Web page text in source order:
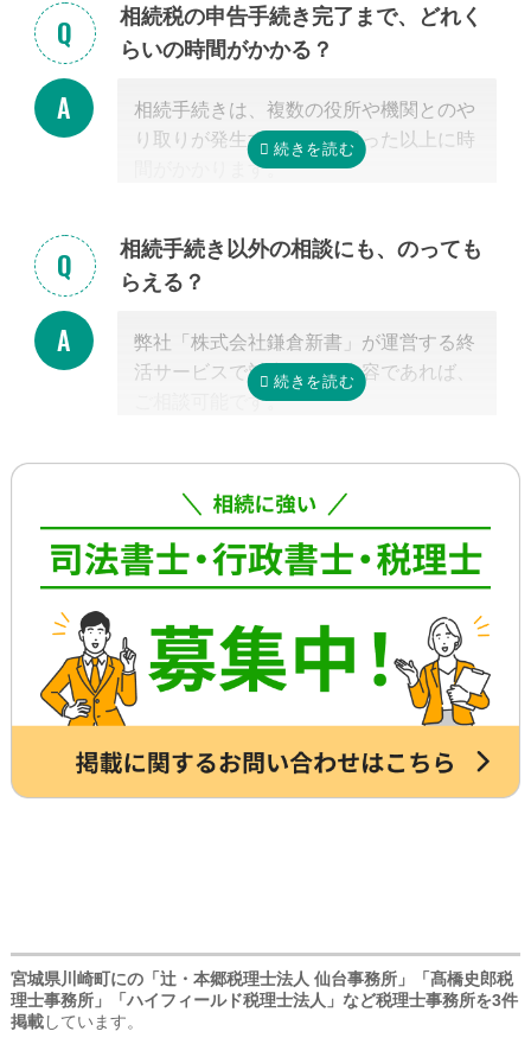
ル・郵便などを使って進捗状況などの連
絡を取り合う形になります。
ば大丈夫ですので、ご安心ください。
相続税の申告手続き完了まで、どれく
らいの時間がかかる？
相続手続きは、複数の役所や機関とのや
り取りが発生するため、思った以上に時
間がかかります。
り、専門家が効率よく進めたとしても一
般的には全部で約3-4カ月かかると言わ
これに相続税申告が加わると、相談発生
後10カ月以内に申告しなければならない
ため、早めの動き出しが肝心です。
る場合、平日昼間に何度も役所に行くな
どさらに時間がかかるので、専門家に任
せたほうが早く確実に手続きが進み、ス
トレスもなく安心でしょう。
相続手続き以外の相談にも、のっても
らえる？
弊社「株式会社鎌倉新書」が運営する終
活サービスで対応可能な内容であれば、
ご相談可能です。
却支援、のこされた高齢のご家族の見守
り・介護支援、相続した財産の資産運用
のご相談、本位牌や法要・海洋散骨・お
墓など仏事に関するご相談などです。
詳しくは専門スタッフまでお問合せくだ
宮城県川崎町にの「辻・本郷税理士法人 仙台事務所」「髙橋史郎税
理士事務所」「ハイフィールド税理士法人」など税理士事務所を3件
掲載しています。